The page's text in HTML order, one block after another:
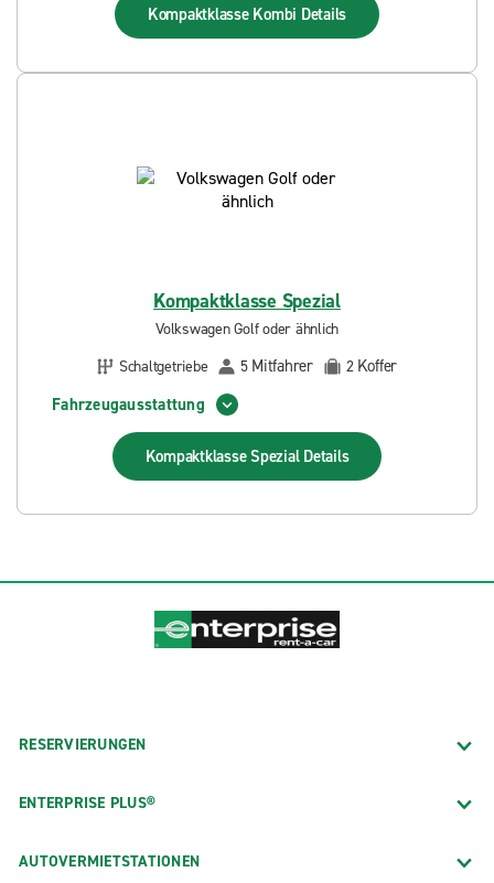
Kompaktklasse Kombi Details
Kompaktklasse Spezial
Volkswagen Golf oder ähnlich
Schaltgetriebe
5 Mitfahrer 2 Koffer
Fahrzeugausstattung
Kompaktklasse Spezial Details
RESERVIERUNGEN
ENTERPRISE PLUS®
AUTOVERMIETSTATIONEN